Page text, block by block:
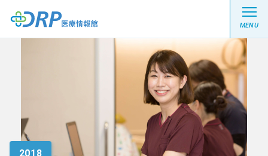
MENU
栄養健康レシピ
2018